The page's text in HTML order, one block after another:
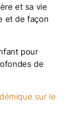
et sa vie
et de façon
pour
de
sur le